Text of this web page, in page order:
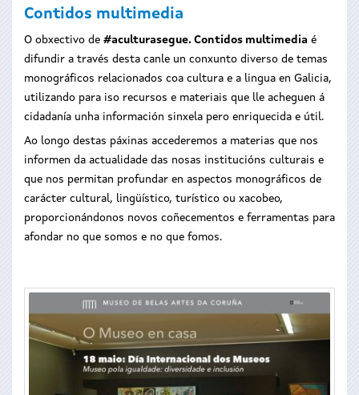
Contidos multimedia
O obxectivo de #aculturasegue. Contidos multimedia é
difundir a través desta canle un conxunto diverso de temas
monográficos relacionados coa cultura e a lingua en Galicia,
utilizando para iso recursos e materiais que lle acheguen á
cidadanía unha información sinxela pero enriquecida e útil.
Ao longo destas páxinas accederemos a materias que nos
informen da actualidade das nosas institucións culturais e
que nos permitan profundar en aspectos monográficos de
carácter cultural, lingüístico, turístico ou xacobeo,
proporcionándonos novos coñecementos e ferramentas para
afondar no que somos e no que fomos.